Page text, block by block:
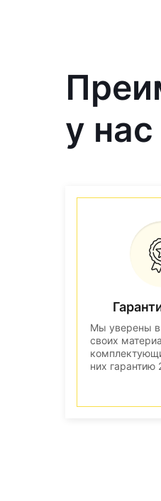
у нас
Мы уверены в
своих
них гарантию